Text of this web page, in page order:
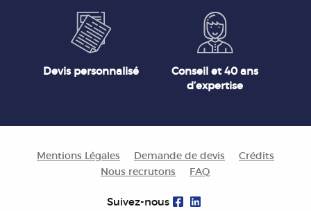
Devis personnalisé
Conseil et 40 ans
d’expertise
Mentions Légales Demande de devis
Crédits
Nous recrutons
FAQ
Suivez-nous